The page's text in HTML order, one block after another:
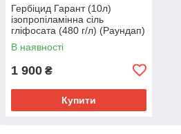
Гербіцид Гарант (10л)
ізопропіламінна сіль
гліфосата (480 г/л) (Раундап)
В наявності
1 900 ₴
Купити